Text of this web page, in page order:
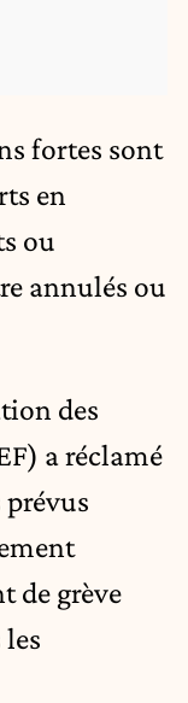
fortes sont
en
ou
annulés ou
des
) a réclamé
de grève